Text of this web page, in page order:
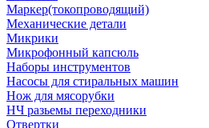
Маркер(токопроводящий)
Механические детали
Микрики
Микрофонный капсюль
Наборы инструментов
Насосы для стиральных машин
Нож для мясорубки
НЧ разьемы переходники
Отвертки